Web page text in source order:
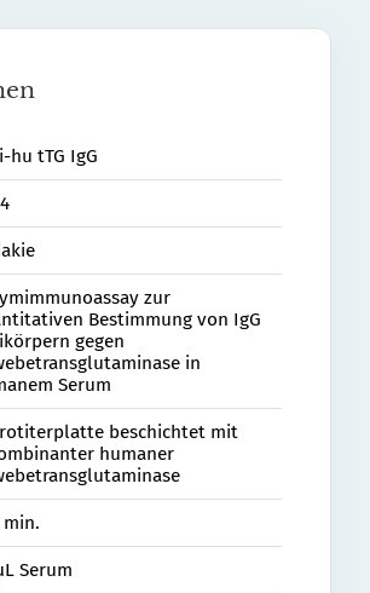
hu tTG IgG
zur
Bestimmung von IgG
gegen
in
Serum
beschichtet mit
humaner
min.
Serum